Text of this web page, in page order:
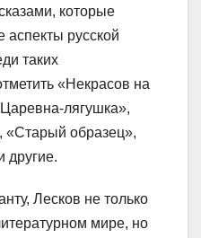
которые
аспекты русской
таких
«Некрасов на
лягушка»,
«Старый образец»,
другие.
Лесков не только
мире, но